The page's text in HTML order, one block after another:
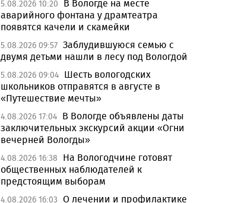
5.08.2026 10:20
В Вологде на месте
аварийного фонтана у драмтеатра
появятся качели и скамейки
5.08.2026 09:57 Заблудившуюся семью с
двумя детьми нашли в лесу под Вологдой
5.08.2026 09:04 Шесть вологодских
школьников отправятся в августе в
«Путешествие мечты»
4.08.2026 17:04 В Вологде объявлены даты
заключительных экскурсий акции «Огни
вечерней Вологды»
4.08.2026 16:38
На Вологодчине готовят
общественных наблюдателей к
предстоящим выборам
4.08.2026 16:03 О лечении и профилактике